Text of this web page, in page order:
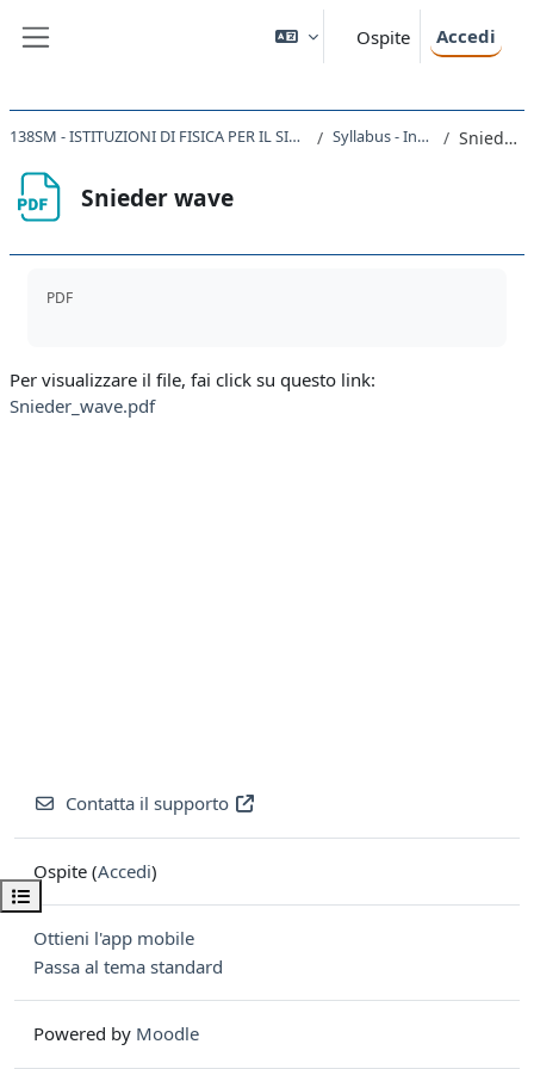
Ospite Accedi
Apri indice del corso
138SM - ISTITUZIONI DI FISICA PER IL SISTEMA TERRA 2019/2020 Syllabus - Introduzione Snieder wave
Snieder wave
PDF
Per visualizzare il file, fai click su questo link:
Snieder_wave.pdf
Contatta il supporto
Ospite (Accedi)
Ottieni l'app mobile
Passa al tema standard
Powered by Moodle